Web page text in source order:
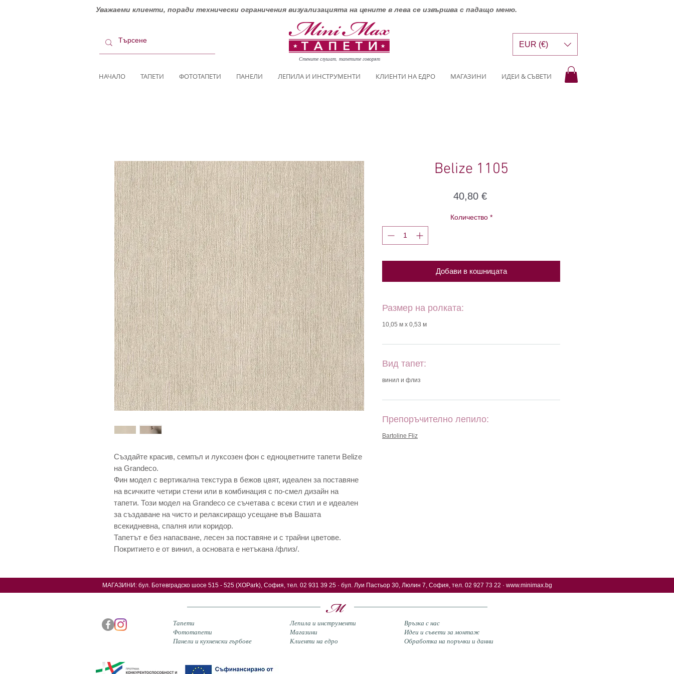
Уважаеми клиенти, поради технически ограничения визуализацията на цените в лева се извършва с падащо меню.
Стените слушат, тапетите говорят
НАЧАЛО ТАПЕТИ ФОТОТАПЕТИ ПАНЕЛИ ЛЕПИЛА И ИНСТРУМЕНТИ КЛИЕНТИ НА ЕДРО МАГАЗИНИ ИДЕИ & СЪВЕТИ
EUR (€)
Създайте красив, семпъл и луксозен фон с едноцветните тапети Belize
на Grandeco.
Фин модел с вертикална текстура в бежов цвят, идеален за поставяне
на всичките четири стени или в комбинация с по-смел дизайн на
тапети. Този модел на Grandeco се съчетава с всеки стил и е идеален
за създаване на чисто и релаксиращо усещане във Вашата
всекидневна, спалня или коридор.
Тапетът е без напасване, лесен за поставяне и с трайни цветове.
Покритието е от винил, а основата е нетъкана /флиз/.
Belize 1105
40,80 €Цена
Количество *
Добави в кошницата
Размер на ролката:
10,05 м х 0,53 м
Вид тапет:
винил и флиз
Препоръчително лепило:
Bartoline Fliz
МАГАЗИНИ: бул. Ботевградско шосе 515 - 525 (XOPark), София, тел. 02 931 39 25 · бул. Луи Пастьор 30, Люлин 7, София, тел. 02 927 73 22 · www.minimax.bg
Тапети
Фототапети
Панели и кухненски гърбове
Лепила и инструменти
Магазини
Клиенти на едро
Връзка с нас
Идеи и съвети за монтаж
Обработка на поръчки и данни